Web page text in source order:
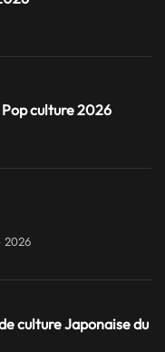
culture 2026
2026
culture Japonaise du